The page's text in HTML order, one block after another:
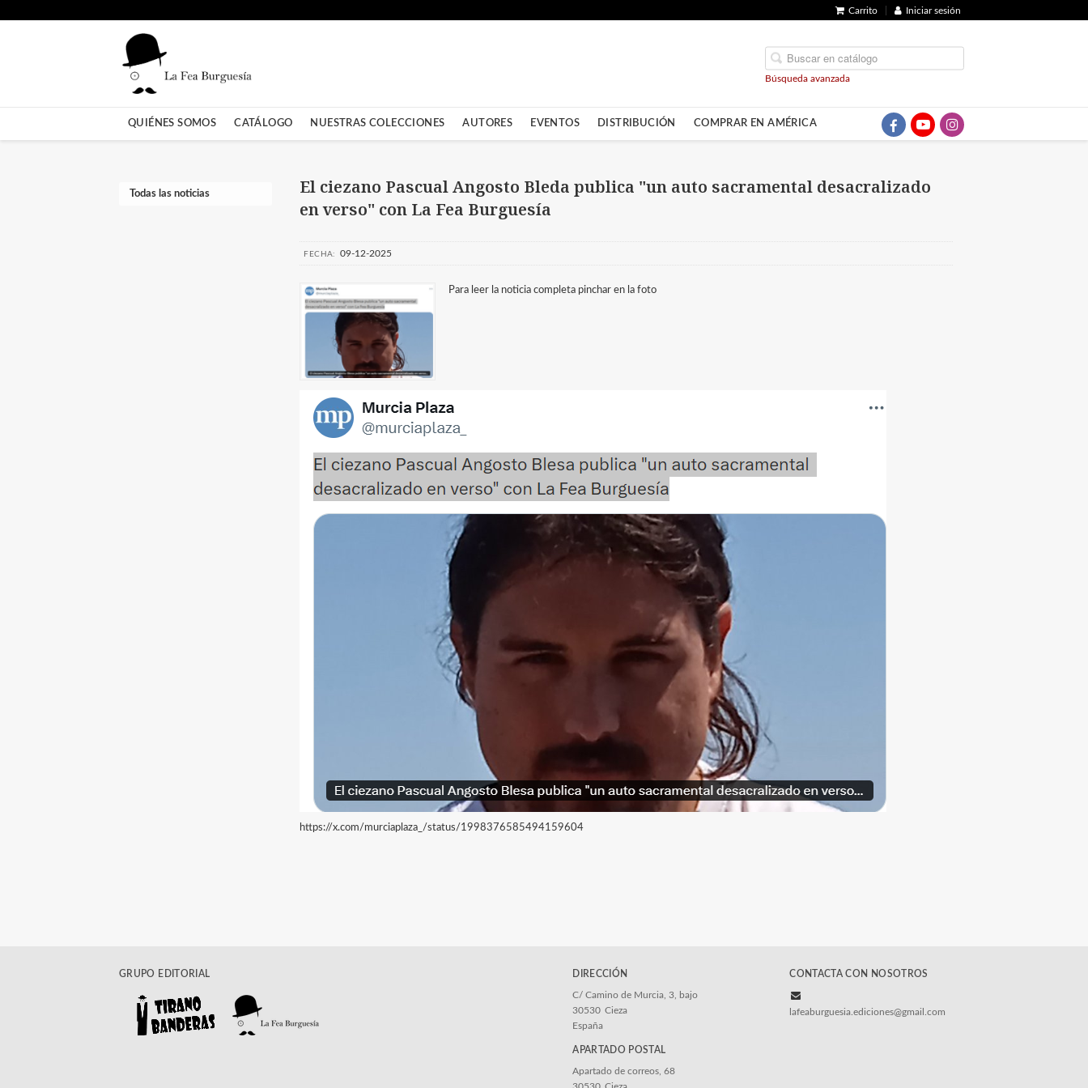
Carrito Iniciar sesión
Búsqueda avanzada
QUIÉNES SOMOS CATÁLOGO NUESTRAS COLECCIONES AUTORES EVENTOS DISTRIBUCIÓN COMPRAR EN AMÉRICA
Todas las noticias
El ciezano Pascual Angosto Bleda publica "un auto sacramental desacralizado
en verso" con La Fea Burguesía
FECHA: 09-12-2025
Para leer la noticia completa pinchar en la foto
https://x.com/murciaplaza_/status/1998376585494159604
GRUPO EDITORIAL DIRECCIÓN
C/ Camino de Murcia, 3, bajo
30530 Cieza
España
APARTADO POSTAL
Apartado de correos, 68
CONTACTA CON NOSOTROS
lafeaburguesia.ediciones@gmail.com